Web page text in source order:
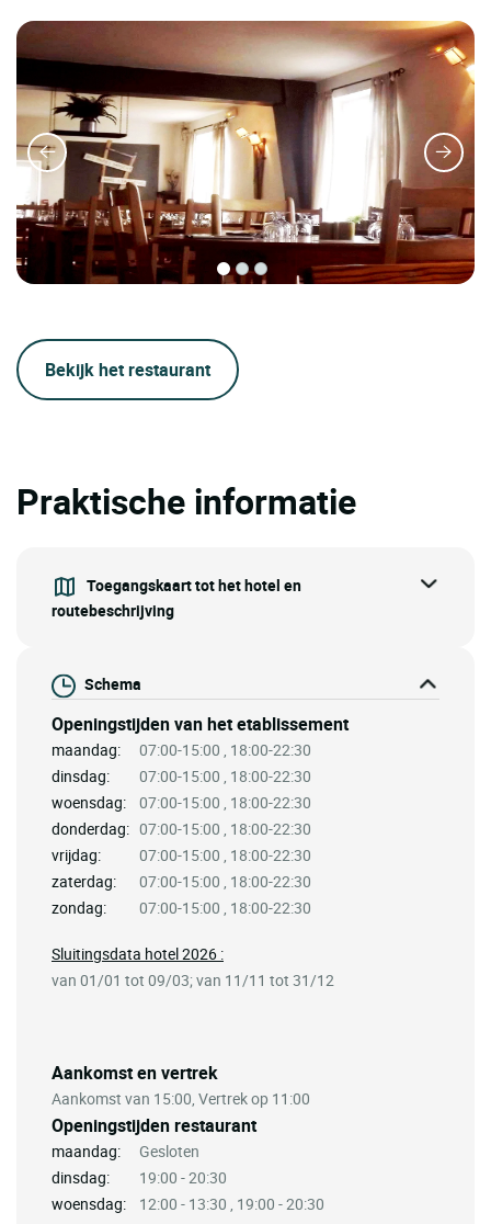
Bekijk het restaurant
Praktische informatie
Toegangskaart tot het hotel en
routebeschrijving
Schema
Openingstijden van het etablissement
maandag:
07:00-15:00 , 18:00-22:30
dinsdag:
07:00-15:00 , 18:00-22:30
woensdag:
07:00-15:00 , 18:00-22:30
donderdag: 07:00-15:00 , 18:00-22:30
vrijdag:
07:00-15:00 , 18:00-22:30
zaterdag:
07:00-15:00 , 18:00-22:30
zondag:
07:00-15:00 , 18:00-22:30
Aankomst en vertrek
Aankomst van 15:00, Vertrek op 11:00
Openingstijden restaurant
maandag:
Gesloten
dinsdag:
19:00 - 20:30
woensdag:
12:00 - 13:30 , 19:00 - 20:30
Sluitingsdata hotel 2026 :
van 01/01 tot 09/03; van 11/11 tot 31/12